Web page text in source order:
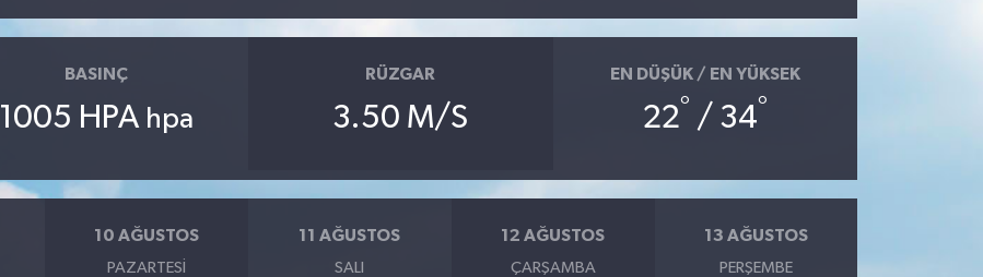
BASINÇ
1005 HPA hpa
RÜZGAR
3.50 M/S
EN DÜŞÜK / EN YÜKSEK
22° / 34°
10 AĞUSTOS
PAZARTESI
11 AĞUSTOS
SALI
12 AĞUSTOS
ÇARŞAMBA
13 AĞUSTOS
PERŞEMBE